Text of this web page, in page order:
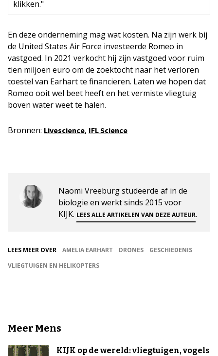
klikken."
En deze onderneming mag wat kosten. Na zijn werk bij
de United States Air Force investeerde Romeo in
vastgoed. In 2021 verkocht hij zijn vastgoed voor ruim
tien miljoen euro om de zoektocht naar het verloren
toestel van Earhart te financieren. Laten we hopen dat
Romeo ooit wel beet heeft en het vermiste vliegtuig
boven water weet te halen.
Bronnen: Livescience, IFL Science
Naomi Vreeburg studeerde af in de
biologie en werkt sinds 2015 voor
KIJK. LEES ALLE ARTIKELEN VAN DEZE AUTEUR.
LEES MEER OVER AMELIA EARHART DRONES
GESCHIEDENIS
VLIEGTUIGEN EN HELIKOPTERS
Meer Mens
KIJK op de wereld: vliegtuigen, vogels